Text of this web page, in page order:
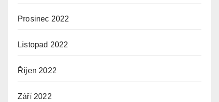
Prosinec 2022
Listopad 2022
Říjen 2022
Září 2022